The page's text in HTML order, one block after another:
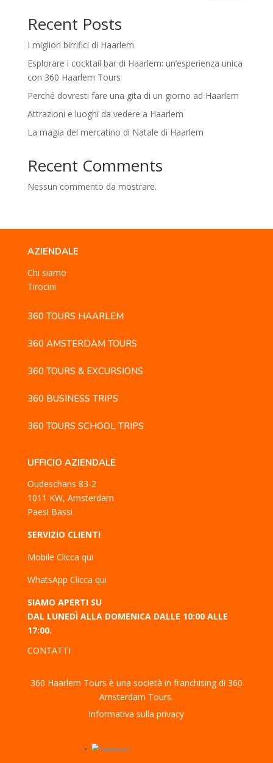
Recent Posts
I migliori birrifici di Haarlem
Esplorare i cocktail bar di Haarlem: un’esperienza unica
con 360 Haarlem Tours
Perché dovresti fare una gita di un giorno ad Haarlem
Attrazioni e luoghi da vedere a Haarlem
La magia del mercatino di Natale di Haarlem
Recent Comments
Nessun commento da mostrare.
AZIENDALE
Chi siamo
Tirocini
360 TOURS HAARLEM
360 AMSTERDAM TOURS
360 TOURS & EXCURSIONS
360 BUSINESS TRIPS
360 TOURS SCHOOL TRIPS
UFFICIO AZIENDALE
Oudeschans 83-2
1011 KW, Amsterdam
Paesi Bassi
SERVIZIO CLIENTI
Mobile Clicca qui
WhatsApp Clicca qui
SIAMO APERTI SU
DAL LUNEDÌ ALLA DOMENICA DALLE 10:00 ALLE
17:00.
CONTATTI
360 Haarlem Tours è una società in franchising di 360
Amsterdam Tours.
Informativa sulla privacy